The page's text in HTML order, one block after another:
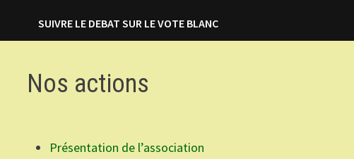
SUIVRE LE DEBAT SUR LE VOTE BLANC
Nos actions
Présentation de l’association